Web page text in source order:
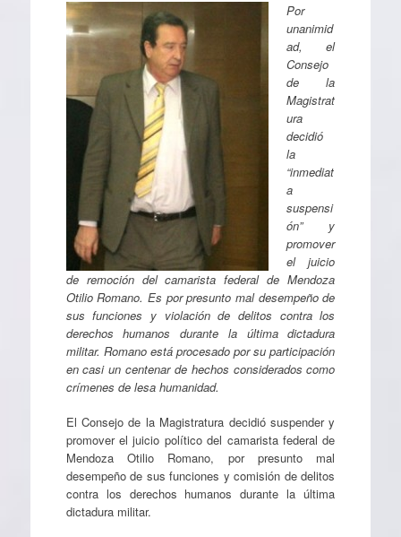
Por
unanimid
ad, el
Consejo
de la
Magistrat
ura
decidió
la
“inmediat
a
suspensi
ón” y
promover
el juicio
de remoción del camarista federal de Mendoza
Otilio Romano. Es por presunto mal desempeño de
sus funciones y violación de delitos contra los
derechos humanos durante la última dictadura
militar. Romano está procesado por su participación
en casi un centenar de hechos considerados como
crímenes de lesa humanidad.
El Consejo de la Magistratura decidió suspender y
promover el juicio político del camarista federal de
Mendoza Otilio Romano, por presunto mal
desempeño de sus funciones y comisión de delitos
contra los derechos humanos durante la última
dictadura militar.